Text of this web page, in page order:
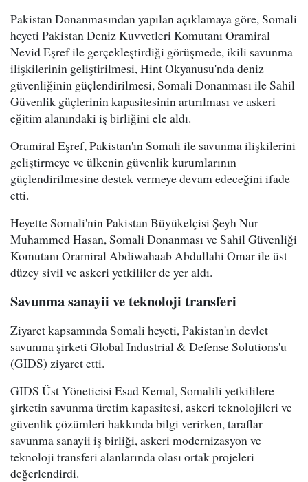
Pakistan Donanmasından yapılan açıklamaya göre, Somali
heyeti Pakistan Deniz Kuvvetleri Komutanı Oramiral
Nevid Eşref ile gerçekleştirdiği görüşmede, ikili savunma
ilişkilerinin geliştirilmesi, Hint Okyanusu'nda deniz
güvenliğinin güçlendirilmesi, Somali Donanması ile Sahil
Güvenlik güçlerinin kapasitesinin artırılması ve askeri
eğitim alanındaki iş birliğini ele aldı.
Oramiral Eşref, Pakistan'ın Somali ile savunma ilişkilerini
geliştirmeye ve ülkenin güvenlik kurumlarının
güçlendirilmesine destek vermeye devam edeceğini ifade
etti.
Heyette Somali'nin Pakistan Büyükelçisi Şeyh Nur
Muhammed Hasan, Somali Donanması ve Sahil Güvenliği
Komutanı Oramiral Abdiwahaab Abdullahi Omar ile üst
düzey sivil ve askeri yetkililer de yer aldı.
Savunma sanayii ve teknoloji transferi
Ziyaret kapsamında Somali heyeti, Pakistan'ın devlet
savunma şirketi Global Industrial & Defense Solutions'u
(GIDS) ziyaret etti.
GIDS Üst Yöneticisi Esad Kemal, Somalili yetkililere
şirketin savunma üretim kapasitesi, askeri teknolojileri ve
güvenlik çözümleri hakkında bilgi verirken, taraflar
savunma sanayii iş birliği, askeri modernizasyon ve
teknoloji transferi alanlarında olası ortak projeleri
değerlendirdi.